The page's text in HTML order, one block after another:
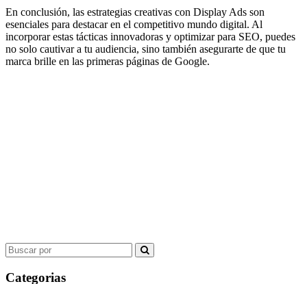
En conclusión, las estrategias creativas con Display Ads son
esenciales para destacar en el competitivo mundo digital. Al
incorporar estas tácticas innovadoras y optimizar para SEO, puedes
no solo cautivar a tu audiencia, sino también asegurarte de que tu
marca brille en las primeras páginas de Google.
Search
for:
Categorias